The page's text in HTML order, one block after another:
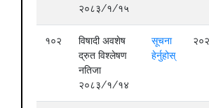
२०८३/१/१५
१०२
विषादी अवशेष
द्रुत विश्लेषण
नतिजा
२०८३/१/१४
सूचना
हेर्नुहोस्